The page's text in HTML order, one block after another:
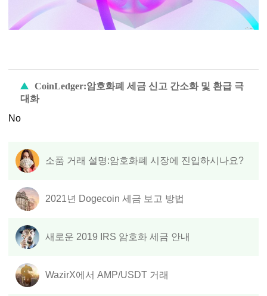
CoinLedger:암호화폐 세금 신고 간소화 및 환급 극
대화
No
소품 거래 설명:암호화폐 시장에 진입하시나요?
2021년 Dogecoin 세금 보고 방법
새로운 2019 IRS 암호화 세금 안내
WazirX에서 AMP/USDT 거래